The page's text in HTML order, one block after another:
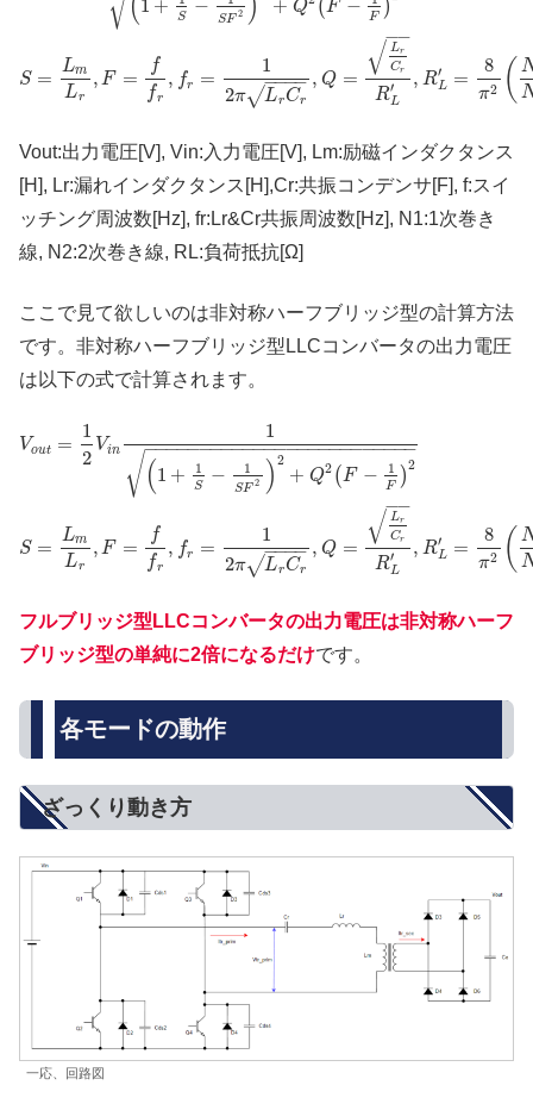
1 + S −
SF 2 + Q (F − F )
S =
Lm
Lr
, F =
f
fr
, fr =
1
2π LrCr
− −
−−
√
, Q =
Lr
Cr
−−
√
R′
L
, R′
L =
8
π2 (
Vout:出力電圧[V], Vin:入力電圧[V], Lm:励磁インダクタンス
[H], Lr:漏れインダクタンス[H],Cr:共振コンデンサ[F], f:スイ
ッチング周波数[Hz], fr:Lr&Cr共振周波数[Hz], N1:1次巻き
線, N2:2次巻き線, RL:負荷抵抗[Ω]
ここで見て欲しいのは非対称ハーフブリッジ型の計算方法
です。非対称ハーフブリッジ型LLCコンバータの出力電圧
は以下の式で計算されます。
Vout =
1
2
Vin
1
(1 + 1
S − 1
SF 2 ) 2
+ Q2 (F − 1
F )
2
− −
−−−−−−−−−−−−−−−−−−−−−−−
√
S =
Lm
Lr
, F =
f
fr
, fr =
1
2π LrCr
− −
−−
√
, Q =
Lr
Cr
−−
√
R′
L
, R′
L =
8
π2 (
フルブリッジ型LLCコンバータの出力電圧は非対称ハーフ
ブリッジ型の単純に2倍になるだけです。
各モードの動作
ざっくり動き方
一応、回路図